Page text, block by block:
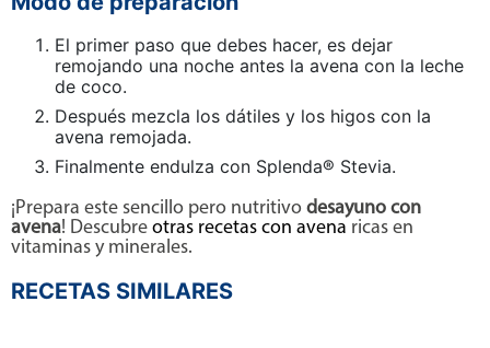
El primer paso que debes hacer, es dejar
remojando una noche antes la avena con la leche
de coco.
Después mezcla los dátiles y los higos con la
avena remojada.
Finalmente endulza con Splenda® Stevia.
¡Prepara este sencillo pero nutritivo desayuno con
avena! Descubre otras recetas con avena ricas en
vitaminas y minerales.
RECETAS SIMILARES